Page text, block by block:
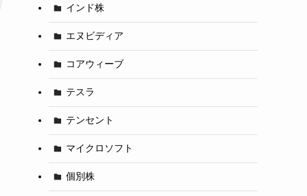
インド株
エヌビディア
コアウィーブ
テスラ
テンセント
マイクロソフト
個別株